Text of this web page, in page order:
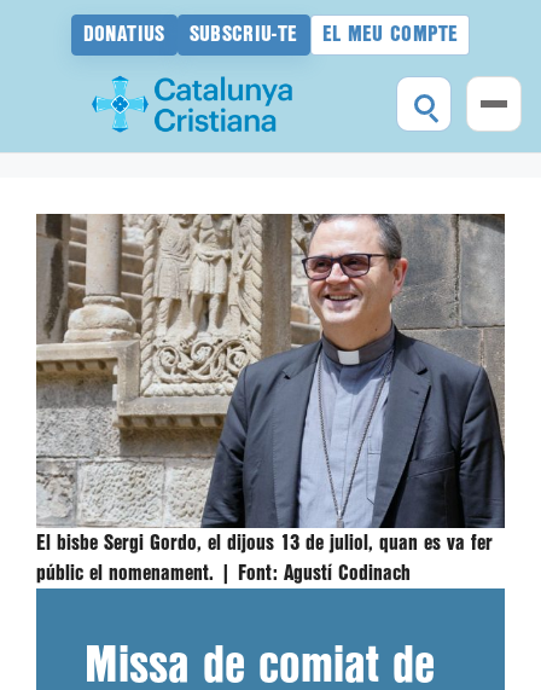
DONATIUS SUBSCRIU-TE EL MEU COMPTE
contingut
El bisbe Sergi Gordo, el dijous 13 de juliol, quan es va fer
públic el nomenament. |
Font: Agustí Codinach
Missa de comiat de